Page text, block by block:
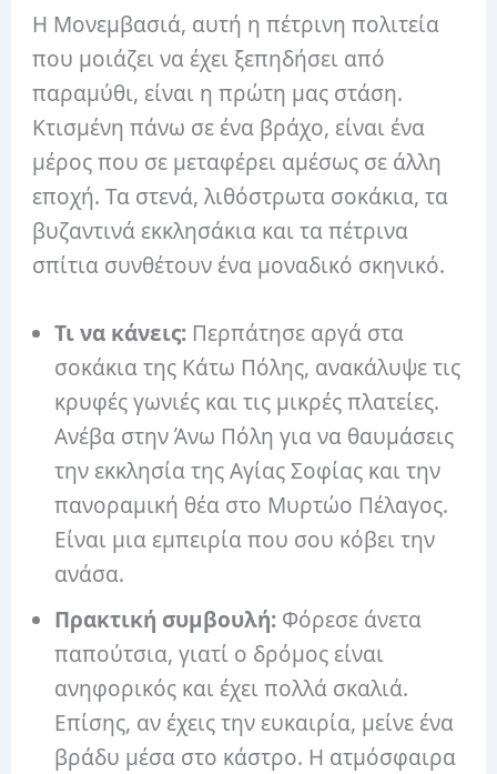
Η Μονεμβασιά, αυτή η πέτρινη πολιτεία
που μοιάζει να έχει ξεπηδήσει από
παραμύθι, είναι η πρώτη μας στάση.
Κτισμένη πάνω σε ένα βράχο, είναι ένα
μέρος που σε μεταφέρει αμέσως σε άλλη
εποχή. Τα στενά, λιθόστρωτα σοκάκια, τα
βυζαντινά εκκλησάκια και τα πέτρινα
σπίτια συνθέτουν ένα μοναδικό σκηνικό.
Τι να κάνεις: Περπάτησε αργά στα
σοκάκια της Κάτω Πόλης, ανακάλυψε τις
κρυφές γωνιές και τις μικρές πλατείες.
Ανέβα στην Άνω Πόλη για να θαυμάσεις
την εκκλησία της Αγίας Σοφίας και την
πανοραμική θέα στο Μυρτώο Πέλαγος.
Είναι μια εμπειρία που σου κόβει την
ανάσα.
Πρακτική συμβουλή: Φόρεσε άνετα
παπούτσια, γιατί ο δρόμος είναι
ανηφορικός και έχει πολλά σκαλιά.
Επίσης, αν έχεις την ευκαιρία, μείνε ένα
βράδυ μέσα στο κάστρο. Η ατμόσφαιρα